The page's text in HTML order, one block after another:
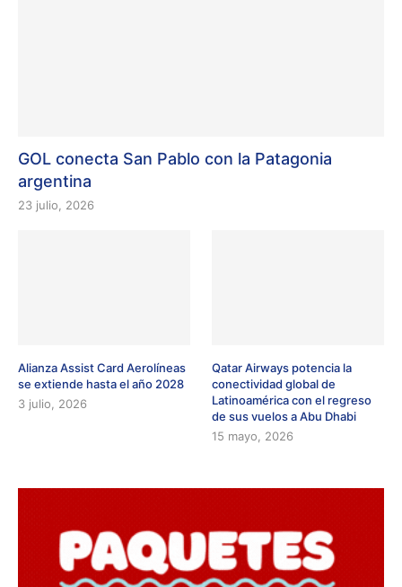
GOL conecta San Pablo con la Patagonia
argentina
23 julio, 2026
Alianza Assist Card Aerolíneas
se extiende hasta el año 2028
3 julio, 2026
Qatar Airways potencia la
conectividad global de
Latinoamérica con el regreso
de sus vuelos a Abu Dhabi
15 mayo, 2026